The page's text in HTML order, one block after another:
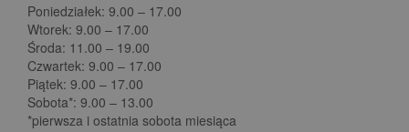
Poniedziałek: 9.00 – 17.00
Wtorek: 9.00 – 17.00
Środa: 11.00 – 19.00
Czwartek: 9.00 – 17.00
Piątek: 9.00 – 17.00
Sobota*: 9.00 – 13.00
*pierwsza i ostatnia sobota miesiąca